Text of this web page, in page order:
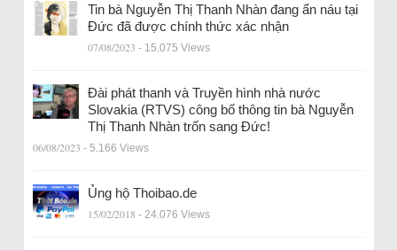
Tin bà Nguyễn Thị Thanh Nhàn đang ẩn náu tại
Đức đã được chính thức xác nhận
07/08/2023 - 15.075 Views
Đài phát thanh và Truyền hình nhà nước
Slovakia (RTVS) công bố thông tin bà Nguyễn
Thị Thanh Nhàn trốn sang Đức!
06/08/2023 - 5.166 Views
Ủng hộ Thoibao.de
15/02/2018 - 24.076 Views